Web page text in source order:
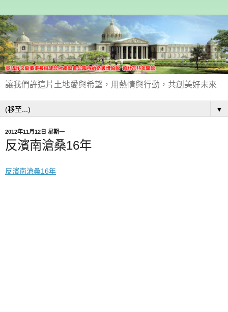
讓我們許這片土地愛與希望，用熱情與行動，共創美好未來
▼
2012年11月12日 星期一
反濱南滄桑16年
反濱南滄桑16年